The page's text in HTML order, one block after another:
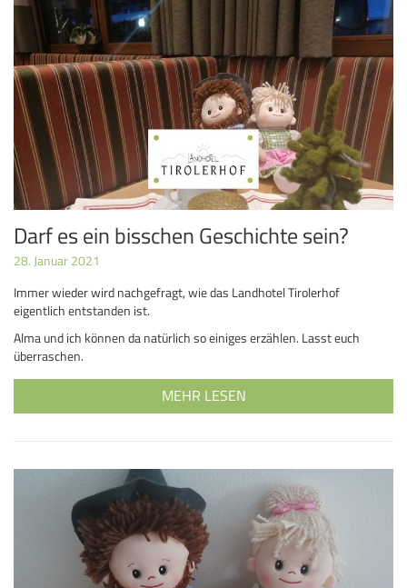
Darf es ein bisschen Geschichte sein?
28. Januar 2021
Immer wieder wird nachgefragt, wie das Landhotel Tirolerhof
eigentlich entstanden ist.
Alma und ich können da natürlich so einiges erzählen. Lasst euch
überraschen.
MEHR LESEN